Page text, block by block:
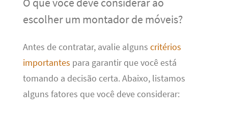
escolher um montador de móveis?
Antes de contratar, avalie alguns critérios
importantes para garantir que você está
tomando a decisão certa. Abaixo, listamos
alguns fatores que você deve considerar: